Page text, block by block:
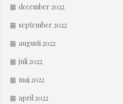
december 2022
september 2022
augusti 2022
juli 2022
maj 2022
april 2022